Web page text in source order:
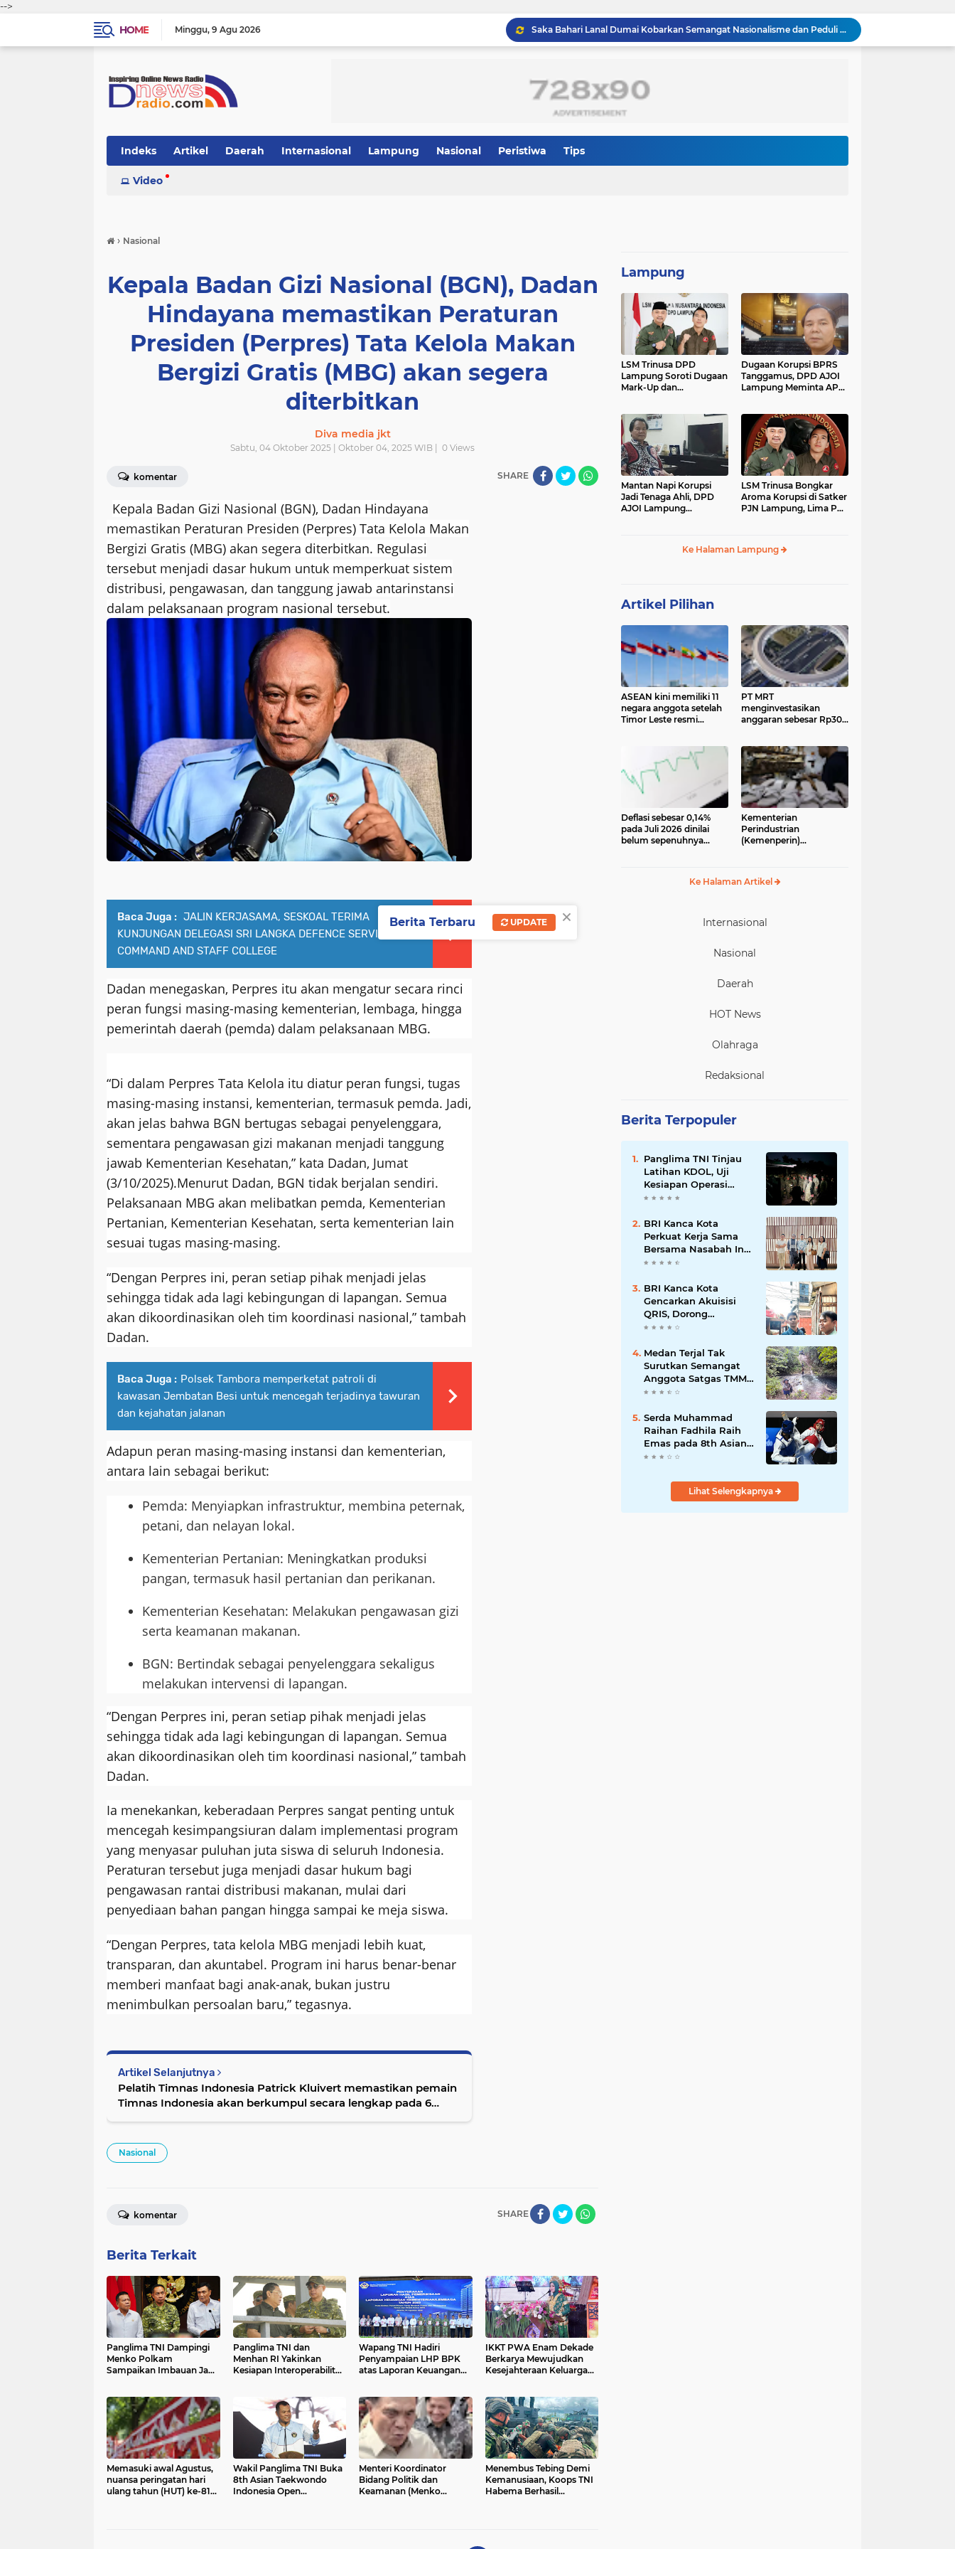
-->
HOME
Minggu 9 Agu 2026
Saka Bahari Lanal Dumai Kobarkan Semangat Nasionalisme dan Peduli Pesisir di Kampung Nelayan
TMMD ke-129 Bukan Sekadar Pembangunan, Semangat Nasionalisme Warga Ikut Dibangun
Google kembali menarik perhatian menjelang peluncuran Pixel Watch 5.
Harga Bitcoin (BTC) bergerak relatif stabil di sekitar US$ 64.900
Indeks Artikel Daerah Internasional Lampung Nasional Peristiwa Tips
Video
› Nasional
Kepala Badan Gizi Nasional (BGN), Dadan
Hindayana memastikan Peraturan
Presiden (Perpres) Tata Kelola Makan
Bergizi Gratis (MBG) akan segera
diterbitkan
Diva media jkt
Sabtu, 04 Oktober 2025 | Oktober 04, 2025 WIB | 0 Views
komentar SHARE
Kepala Badan Gizi Nasional (BGN), Dadan Hindayana
memastikan Peraturan Presiden (Perpres) Tata Kelola Makan
Bergizi Gratis (MBG) akan segera diterbitkan. Regulasi
tersebut menjadi dasar hukum untuk memperkuat sistem
distribusi, pengawasan, dan tanggung jawab antarinstansi
dalam pelaksanaan program nasional tersebut.
Baca Juga : JALIN KERJASAMA, SESKOAL TERIMA
KUNJUNGAN DELEGASI SRI LANGKA DEFENCE SERVICES
COMMAND AND STAFF COLLEGE
Dadan menegaskan, Perpres itu akan mengatur secara rinci
peran fungsi masing-masing kementerian, lembaga, hingga
pemerintah daerah (pemda) dalam pelaksanaan MBG.
“Di dalam Perpres Tata Kelola itu diatur peran fungsi, tugas
masing-masing instansi, kementerian, termasuk pemda. Jadi,
akan jelas bahwa BGN bertugas sebagai penyelenggara,
sementara pengawasan gizi makanan menjadi tanggung
jawab Kementerian Kesehatan,” kata Dadan, Jumat
(3/10/2025).Menurut Dadan, BGN tidak berjalan sendiri.
Pelaksanaan MBG akan melibatkan pemda, Kementerian
Pertanian, Kementerian Kesehatan, serta kementerian lain
sesuai tugas masing-masing.
“Dengan Perpres ini, peran setiap pihak menjadi jelas
sehingga tidak ada lagi kebingungan di lapangan. Semua
akan dikoordinasikan oleh tim koordinasi nasional,” tambah
Dadan.
Baca Juga : Polsek Tambora memperketat patroli di
kawasan Jembatan Besi untuk mencegah terjadinya tawuran
dan kejahatan jalanan
Adapun peran masing-masing instansi dan kementerian,
antara lain sebagai berikut:
Pemda: Menyiapkan infrastruktur, membina peternak,
petani, dan nelayan lokal.
Kementerian Pertanian: Meningkatkan produksi
pangan, termasuk hasil pertanian dan perikanan.
Kementerian Kesehatan: Melakukan pengawasan gizi
serta keamanan makanan.
BGN: Bertindak sebagai penyelenggara sekaligus
melakukan intervensi di lapangan.
“Dengan Perpres ini, peran setiap pihak menjadi jelas
sehingga tidak ada lagi kebingungan di lapangan. Semua
akan dikoordinasikan oleh tim koordinasi nasional,” tambah
Dadan.
Ia menekankan, keberadaan Perpres sangat penting untuk
mencegah kesimpangsiuran dalam implementasi program
yang menyasar puluhan juta siswa di seluruh Indonesia.
Peraturan tersebut juga menjadi dasar hukum bagi
pengawasan rantai distribusi makanan, mulai dari
penyediaan bahan pangan hingga sampai ke meja siswa.
“Dengan Perpres, tata kelola MBG menjadi lebih kuat,
transparan, dan akuntabel. Program ini harus benar-benar
memberi manfaat bagi anak-anak, bukan justru
menimbulkan persoalan baru,” tegasnya.
Artikel Selanjutnya
Pelatih Timnas Indonesia Patrick Kluivert memastikan pemain
Timnas Indonesia akan berkumpul secara lengkap pada 6
Nasional
SHARE
komentar
Berita Terkait
Panglima TNI Dampingi
Menko Polkam
Sampaikan Imbauan Jaga
Panglima TNI dan
Menhan RI Yakinkan
Kesiapan Interoperabilitas
Wapang TNI Hadiri
Penyampaian LHP BPK
atas Laporan Keuangan
IKKT PWA Enam Dekade
Berkarya Mewujudkan
Kesejahteraan Keluarga
Memasuki awal Agustus,
nuansa peringatan hari
ulang tahun (HUT) ke-81
Wakil Panglima TNI Buka
8th Asian Taekwondo
Indonesia Open
Menteri Koordinator
Bidang Politik dan
Keamanan (Menko
Menembus Tebing Demi
Kemanusiaan, Koops TNI
Habema Berhasil
Lampung
LSM Trinusa DPD
Lampung Soroti Dugaan
Mark-Up dan
PKPCK
Dugaan Korupsi BPRS
Tanggamus, DPD AJOI
Lampung Meminta APH
Mantan Napi Korupsi
Jadi Tenaga Ahli, DPD
AJOI Lampung
LSM Trinusa Bongkar
Aroma Korupsi di Satker
PJN Lampung, Lima Pos
Ke Halaman Lampung
Artikel Pilihan
ASEAN kini memiliki 11
negara anggota setelah
Timor Leste resmi
Oktober 2025.
PT MRT
menginvestasikan
anggaran sebesar Rp300
deck Dukuh Atas yang
akan menjadi ikon baru
Deflasi sebesar 0,14%
pada Juli 2026 dinilai
belum sepenuhnya
Center of Reform on
Kementerian
Perindustrian
(Kemenperin)
pakaian jadi, alas kaki,
dalam memperkuat
Ke Halaman Artikel
Internasional
Nasional
Daerah
HOT News
Olahraga
Redaksional
Berita Terpopuler
Panglima TNI Tinjau
Latihan KDOL, Uji
Kesiapan Operasi
Lintas Udara dalam
TNI 2026
BRI Kanca Kota
Perkuat Kerja Sama
Bersama Nasabah Inti,
Dorong Pertumbuhan
BRI Kanca Kota
Gencarkan Akuisisi
QRIS, Dorong
Digitalisasi Transaksi
Medan Terjal Tak
Surutkan Semangat
Anggota Satgas TMMD
Ke-129, Gotong Royong
Pembangunan di
Kampung Sesor
Serda Muhammad
Raihan Fadhila Raih
Emas pada 8th Asian
Taekwondo Indonesia
Lihat Selengkapnya
×
Berita Terbaru UPDATE